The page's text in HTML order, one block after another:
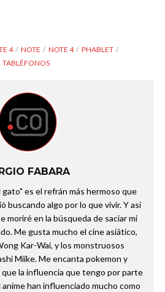
4 NOTE NOTE 4
PHABLET
TABLÉFONOS
FABARA
es el refrán más hermoso que
buscando algo por lo que vivir. Y así
moriré en la búsqueda de saciar mi
Me gusta mucho el cine asiático,
Kar-Wai, y los monstruosos
Miike. Me encanta pokemon y
que la influencia que tengo por parte
han influenciado mucho como